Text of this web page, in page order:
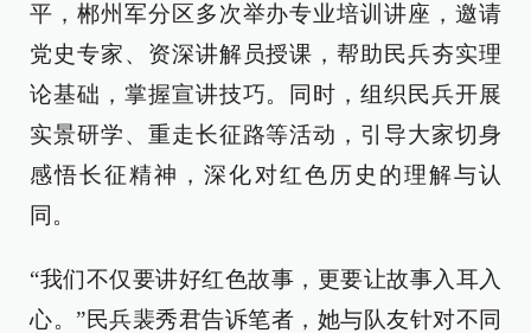
平，郴州军分区多次举办专业培训讲座，邀请
党史专家、资深讲解员授课，帮助民兵夯实理
论基础，掌握宣讲技巧。同时，组织民兵开展
实景研学、重走长征路等活动，引导大家切身
感悟长征精神，深化对红色历史的理解与认
同。
“我们不仅要讲好红色故事，更要让故事入耳入
心。”民兵裴秀君告诉笔者，她与队友针对不同